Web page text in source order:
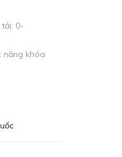
0-
năng khóa